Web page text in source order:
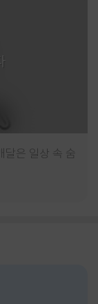
달은 일상 속 숨